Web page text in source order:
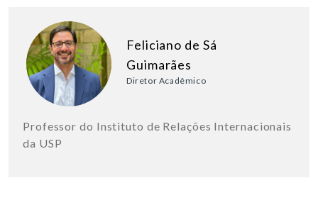
Feliciano de Sá
Guimarães
Diretor Acadêmico
Professor do Instituto de Relações Internacionais
da USP